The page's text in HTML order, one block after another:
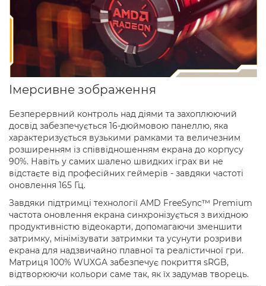
Імерсивне зображення
Безперервний контроль над діями та захоплюючий
досвід забезпечується 16-дюймовою панеллю, яка
характеризується вузькими рамками та величезним
розширенням із співвідношенням екрана до корпусу
90%. Навіть у самих шалено швидких іграх ви не
відстаєте від професійних геймерів - завдяки частоті
оновлення 165 Гц.
Завдяки підтримці технології AMD FreeSync™ Premium
частота оновлення екрана синхронізується з вихідною
продуктивністю відеокарти, допомагаючи зменшити
затримку, мінімізувати затримки та усунути розриви
екрана для надзвичайно плавної та реалістичної гри.
Матриця 100% WUXGA забезпечує покриття sRGB,
відтворюючи кольори саме так, як їх задумав творець.